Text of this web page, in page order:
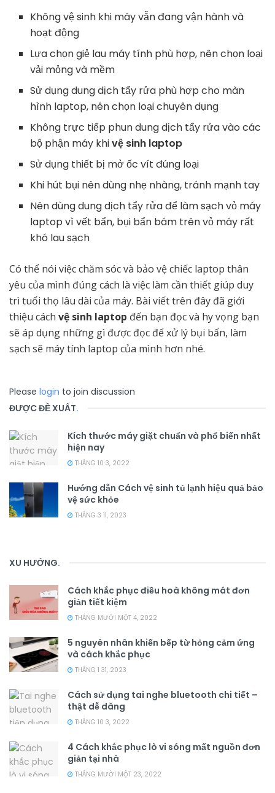
Không vệ sinh khi máy vẫn đang vận hành và
hoạt động
Lựa chọn giẻ lau máy tính phù hợp, nên chọn loại
vải mỏng và mềm
Sử dụng dung dịch tẩy rửa phù hợp cho màn
hình laptop, nên chọn loại chuyên dụng
Không trực tiếp phun dung dịch tẩy rửa vào các
bộ phận máy khivệ sinh laptop
Sử dụng thiết bị mở ốc vít đúng loại
Khi hút bụi nên dùng nhẹ nhàng, tránh mạnh tay
Nên dùng dung dịch tẩy rửa để làm sạch vỏ máy
laptop vì vết bẩn, bụi bẩn bám trên vỏ máy rất
khó lau sạch
Có thể nói việc chăm sóc và bảo vệ chiếc laptop thân
yêu của mình đúng cách là việc làm cần thiết giúp duy
trì tuổi thọ lâu dài của máy. Bài viết trên đây đã giới
thiệu cách vệ sinh laptop đến bạn đọc và hy vọng bạn
sẽ áp dụng những gì được đọc để xử lý bụi bẩn, làm
sạch sẽ máy tính laptop của mình hơn nhé.
Please login to join discussion
ĐƯỢC ĐỀ XUẤT.
Kích thước máy giặt chuẩn và phổ biến nhất
hiện nay
THÁNG 10 3, 2022
Hướng dẫn Cách vệ sinh tủ lạnh hiệu quả bảo
vệ sức khỏe
THÁNG 3 11, 2023
XU HƯỚNG.
Cách khắc phục điều hoà không mát đơn
giản tiết kiệm
THÁNG MƯỜI MỘT 4, 2022
5 nguyên nhân khiến bếp từ hỏng cảm ứng
và cách khắc phục
THÁNG 1 31, 2023
Cách sử dụng tai nghe bluetooth chi tiết –
thật dễ dàng
THÁNG 10 3, 2022
4 Cách khắc phục lò vi sóng mất nguồn đơn
giản tại nhà
THÁNG MƯỜI MỘT 23, 2022